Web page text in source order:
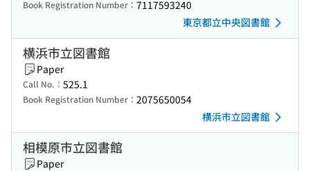
Book Registration Number： 7117593240
東京都立中央図書館
横浜市立図書館
Paper
Call No.： 525.1
Book Registration Number： 2075650054
横浜市立図書館
相模原市立図書館
Paper